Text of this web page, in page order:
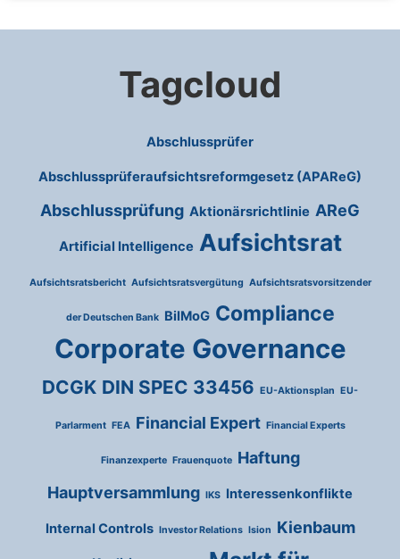
Tagcloud
Abschlussprüfer
Abschlussprüferaufsichtsreformgesetz (APAReG)
Abschlussprüfung Aktionärsrichtlinie AReG
Artificial Intelligence Aufsichtsrat
Aufsichtsratsbericht Aufsichtsratsvergütung Aufsichtsratsvorsitzender
der Deutschen Bank BilMoG Compliance
Corporate Governance
DCGK DIN SPEC 33456 EU-Aktionsplan EU-
Parlarment FEA Financial Expert Financial Experts
Finanzexperte Frauenquote Haftung
Hauptversammlung IKS Interessenkonflikte
Internal Controls Investor Relations Ision Kienbaum